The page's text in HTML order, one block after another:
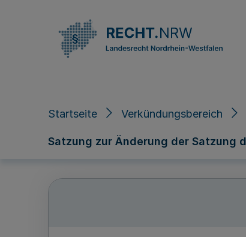
Startseite Verkündungsbereich
Satzung zur Änderung der Satzung